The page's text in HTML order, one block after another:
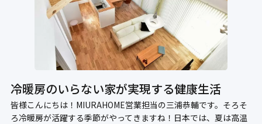
冷暖房のいらない家が実現する健康生活
皆様こんにちは！MIURAHOME営業担当の三浦恭輔です。そろそ
ろ冷暖房が活躍する季節がやってきますね！日本では、夏は高温